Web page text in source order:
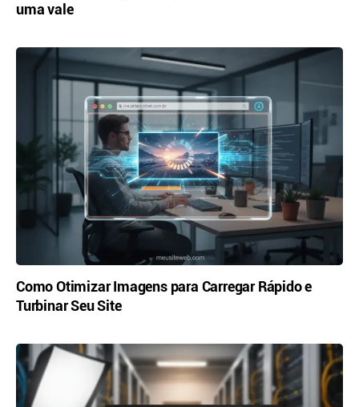
uma vale
Como Otimizar Imagens para Carregar Rápido e
Turbinar Seu Site